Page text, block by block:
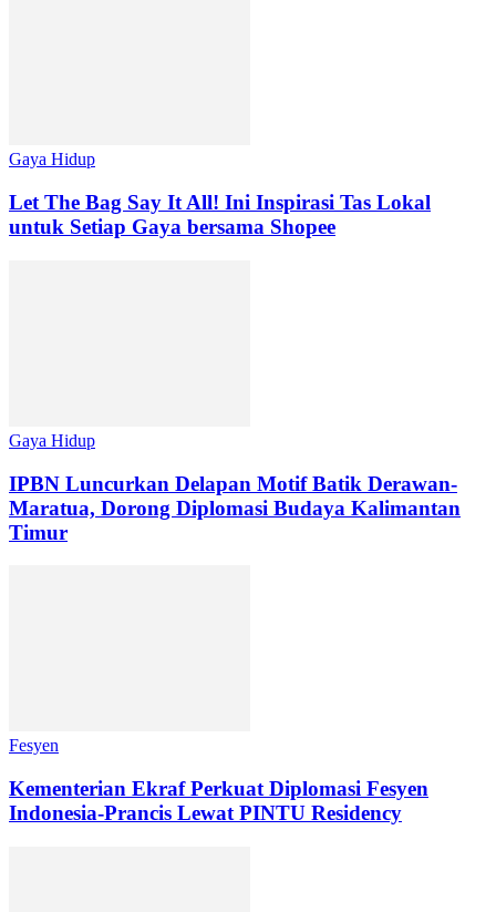
Gaya Hidup
Let The Bag Say It All! Ini Inspirasi Tas Lokal
untuk Setiap Gaya bersama Shopee
Gaya Hidup
IPBN Luncurkan Delapan Motif Batik Derawan-
Maratua, Dorong Diplomasi Budaya Kalimantan
Timur
Fesyen
Kementerian Ekraf Perkuat Diplomasi Fesyen
Indonesia-Prancis Lewat PINTU Residency